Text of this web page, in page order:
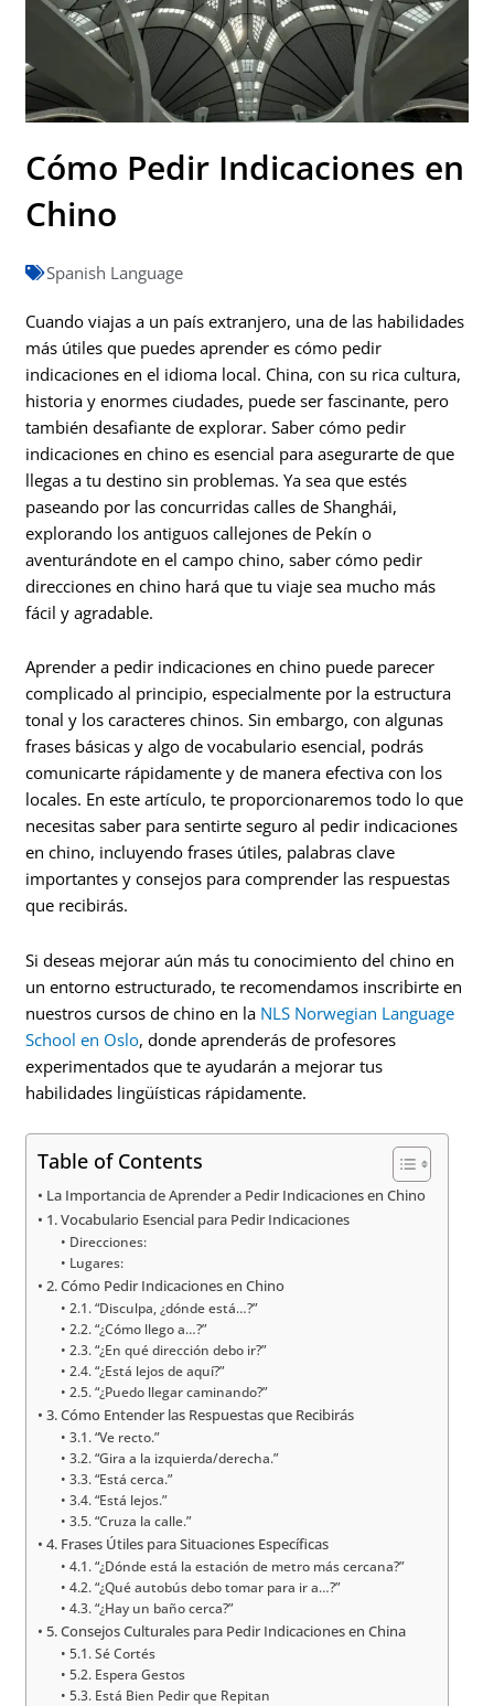
Cómo Pedir Indicaciones en
Chino
Spanish Language
Cuando viajas a un país extranjero, una de las habilidades
más útiles que puedes aprender es cómo pedir
indicaciones en el idioma local. China, con su rica cultura,
historia y enormes ciudades, puede ser fascinante, pero
también desafiante de explorar. Saber cómo pedir
indicaciones en chino es esencial para asegurarte de que
llegas a tu destino sin problemas. Ya sea que estés
paseando por las concurridas calles de Shanghái,
explorando los antiguos callejones de Pekín o
aventurándote en el campo chino, saber cómo pedir
direcciones en chino hará que tu viaje sea mucho más
fácil y agradable.
Aprender a pedir indicaciones en chino puede parecer
complicado al principio, especialmente por la estructura
tonal y los caracteres chinos. Sin embargo, con algunas
frases básicas y algo de vocabulario esencial, podrás
comunicarte rápidamente y de manera efectiva con los
locales. En este artículo, te proporcionaremos todo lo que
necesitas saber para sentirte seguro al pedir indicaciones
en chino, incluyendo frases útiles, palabras clave
importantes y consejos para comprender las respuestas
que recibirás.
Si deseas mejorar aún más tu conocimiento del chino en
un entorno estructurado, te recomendamos inscribirte en
nuestros cursos de chino en la NLS Norwegian Language
School en Oslo, donde aprenderás de profesores
experimentados que te ayudarán a mejorar tus
habilidades lingüísticas rápidamente.
Table of Contents
La Importancia de Aprender a Pedir Indicaciones en Chino
1. Vocabulario Esencial para Pedir Indicaciones
Direcciones:
Lugares:
2. Cómo Pedir Indicaciones en Chino
2.1. “Disculpa, ¿dónde está…?”
2.2. “¿Cómo llego a…?”
2.3. “¿En qué dirección debo ir?”
2.4. “¿Está lejos de aquí?”
2.5. “¿Puedo llegar caminando?”
3. Cómo Entender las Respuestas que Recibirás
3.1. “Ve recto.”
3.2. “Gira a la izquierda/derecha.”
3.3. “Está cerca.”
3.4. “Está lejos.”
3.5. “Cruza la calle.”
4. Frases Útiles para Situaciones Específicas
4.1. “¿Dónde está la estación de metro más cercana?”
4.2. “¿Qué autobús debo tomar para ir a…?”
4.3. “¿Hay un baño cerca?”
5. Consejos Culturales para Pedir Indicaciones en China
5.1. Sé Cortés
5.2. Espera Gestos
5.3. Está Bien Pedir que Repitan